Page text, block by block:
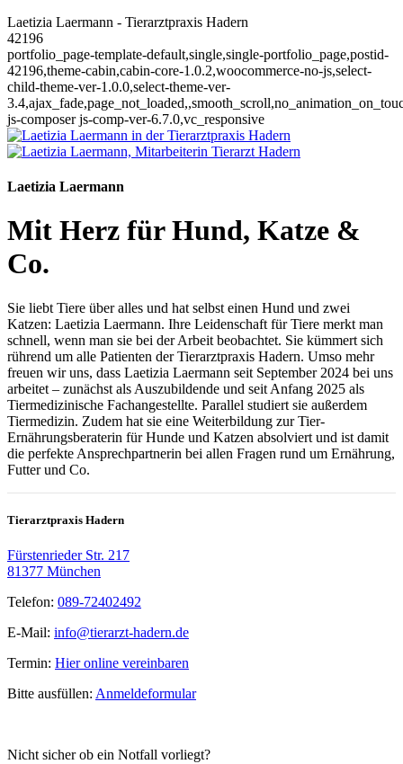
Laetizia Laermann - Tierarztpraxis Hadern
42196
portfolio_page-template-default,single,single-portfolio_page,postid-
42196,theme-cabin,cabin-core-1.0.2,woocommerce-no-js,select-
child-theme-ver-1.0.0,select-theme-ver-
js-composer js-comp-ver-6.7.0,vc_responsive
Laetizia Laermann
Mit Herz für Hund, Katze &
Co.
Sie liebt Tiere über alles und hat selbst einen Hund und zwei
Katzen: Laetizia Laermann. Ihre Leidenschaft für Tiere merkt man
schnell, wenn man sie bei der Arbeit beobachtet. Sie kümmert sich
rührend um alle Patienten der Tierarztpraxis Hadern. Umso mehr
freuen wir uns, dass Laetizia Laermann seit September 2024 bei uns
arbeitet – zunächst als Auszubildende und seit Anfang 2025 als
Tiermedizinische Fachangestellte. Parallel studiert sie außerdem
Tiermedizin. Zudem hat sie eine Weiterbildung zur Tier-
Ernährungsberaterin für Hunde und Katzen absolviert und ist damit
die perfekte Ansprechpartnerin bei allen Fragen rund um Ernährung,
Futter und Co.
Tierarztpraxis Hadern
Fürstenrieder Str. 217
81377 München
Telefon: 089-72402492
E-Mail: info@tierarzt-hadern.de
Termin: Hier online vereinbaren
Bitte ausfüllen: Anmeldeformular
Nicht sicher ob ein Notfall vorliegt?